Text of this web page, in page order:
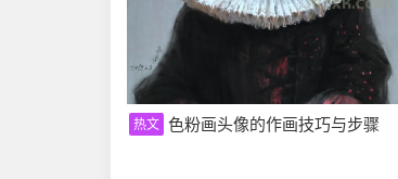
热文 色粉画头像的作画技巧与步骤